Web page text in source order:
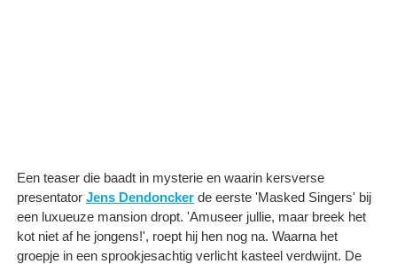
Een teaser die baadt in mysterie en waarin kersverse
presentator Jens Dendoncker de eerste 'Masked Singers' bij
een luxueuze mansion dropt. 'Amuseer jullie, maar breek het
kot niet af he jongens!', roept hij hen nog na. Waarna het
groepje in een sprookjesachtig verlicht kasteel verdwijnt. De